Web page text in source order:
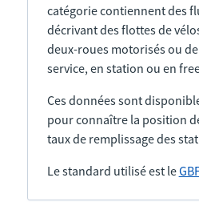
catégorie contiennent des
décrivant des flottes de
deux-roues motorisés ou
service, en station ou en
Ces données sont
pour connaître la position
taux de remplissage des
Le standard utilisé est le